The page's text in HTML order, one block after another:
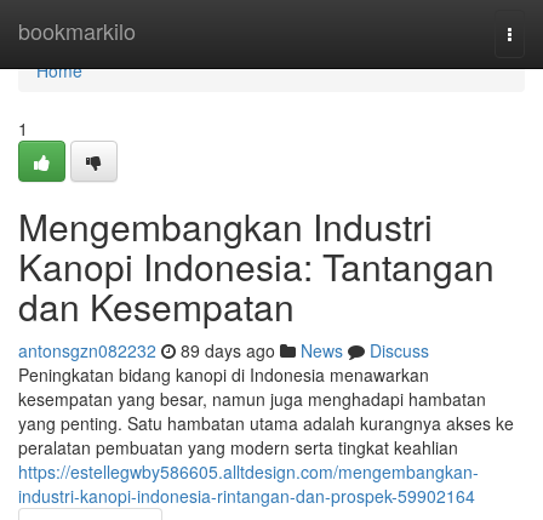
bookmarkilo
Home
Home
1
Mengembangkan Industri
Kanopi Indonesia: Tantangan
dan Kesempatan
antonsgzn082232 89 days ago News
Discuss
Peningkatan bidang kanopi di Indonesia menawarkan
kesempatan yang besar, namun juga menghadapi hambatan
yang penting. Satu hambatan utama adalah kurangnya akses ke
peralatan pembuatan yang modern serta tingkat keahlian
https://estellegwby586605.alltdesign.com/mengembangkan-
industri-kanopi-indonesia-rintangan-dan-prospek-59902164